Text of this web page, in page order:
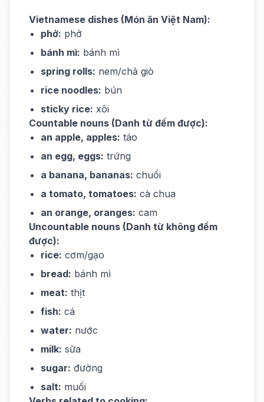
Vietnamese dishes (Món ăn Việt Nam):
phở: phở
bánh mì: bánh mì
spring rolls: nem/chả giò
rice noodles: bún
sticky rice: xôi
Countable nouns (Danh từ đếm được):
an apple, apples: táo
an egg, eggs: trứng
a banana, bananas: chuối
a tomato, tomatoes: cà chua
an orange, oranges: cam
Uncountable nouns (Danh từ không đếm
được):
rice: cơm/gạo
bread: bánh mì
meat: thịt
fish: cá
water: nước
milk: sữa
sugar: đường
salt: muối